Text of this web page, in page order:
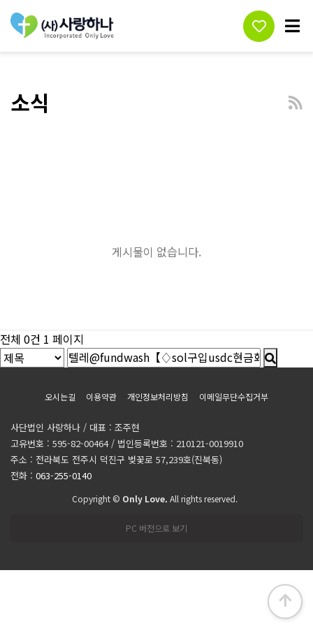
소식
게시물이 없습니다.
전체 0건 1 페이지
오시는길 이용약관 개인정보처리방침 이메일무단수집거부
사단법인 사랑하나 / 대표 : 조주현
고유번호 : 595-82-00464 / 법인등록번호 : 210121-0019910
주소 : 전라북도 전주시 덕진구 벚꽃로 57,239호(진북동)
전화 : 063-255-0140
Copyright © Only Love. All rights reserved.
PC 버전으로 보기